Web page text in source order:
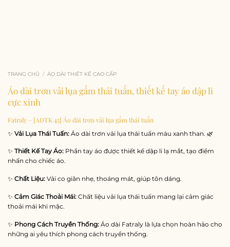
TRANG CHỦ / ÁO DÀI THIẾT KẾ CAO CẤP
Áo dài trơn vải lụa gấm thái tuấn, thiết kế tay áo dập li
cực xinh
Fatraly – [ADTK 45] Áo dài trơn vải lụa gấm thái tuấn
✨ Vải Lụa Thái Tuấn: Áo dài trơn vải lụa thái tuấn màu xanh than. 🌿
✨ Thiết Kế Tay Áo: Phần tay áo được thiết kế dập li lạ mắt, tạo điểm
nhấn cho chiếc áo.
✨ Chất Liệu: Vải co giãn nhẹ, thoáng mát, giúp tôn dáng.
✨ Cảm Giác Thoải Mái: Chất liệu vải lụa thái tuấn mang lại cảm giác
thoải mái khi mặc.
✨ Phong Cách Truyền Thống: Áo dài Fatraly là lựa chọn hoàn hảo cho
những ai yêu thích phong cách truyền thống.